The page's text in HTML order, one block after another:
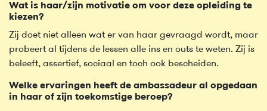
Wat is haar/zijn motivatie om voor deze opleiding te
kiezen?
Zij doet niet alleen wat er van haar gevraagd wordt, maar
probeert al tijdens de lessen alle ins en outs te weten. Zij is
beleeft, assertief, sociaal en toch ook bescheiden.
Welke ervaringen heeft de ambassadeur al opgedaan
in haar of zijn toekomstige beroep?